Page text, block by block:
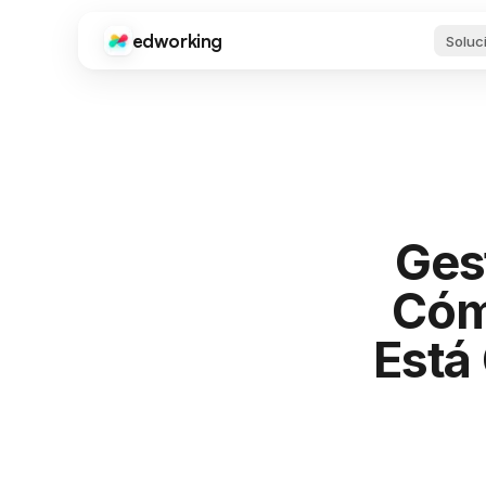
Edworking
edworking
Editor completo con compartir y exportar